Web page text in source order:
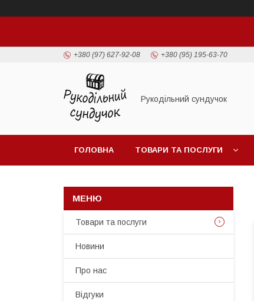
+380 (97) 627-92-08 +380 (95) 195-63-70
Рукодільний сундучок
ГОЛОВНА ТОВАРИ ТА ПОСЛУГИ
Товари та послуги
Новини
Про нас
Відгуки